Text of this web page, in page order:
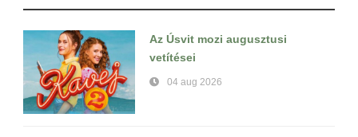
Az Úsvit mozi augusztusi
vetítései
04 aug 2026